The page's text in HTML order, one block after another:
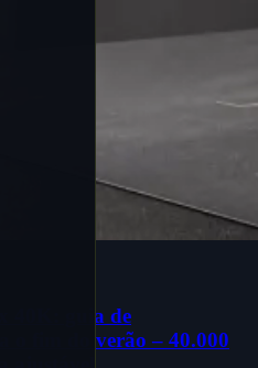
40K: guia de
o fim do verão – 40.000